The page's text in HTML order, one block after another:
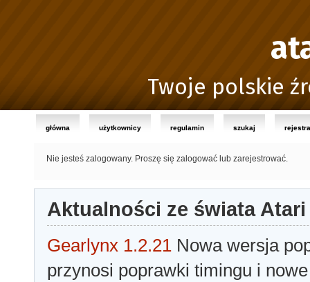
Twoje polskie
główna użytkownicy regulamin szukaj
Nie jesteś zalogowany. Proszę się zalogować lub zarejestrować.
Aktualności ze świata Atari
Gearlynx 1.2.21 Nowa wersja
przynosi poprawki timingu i